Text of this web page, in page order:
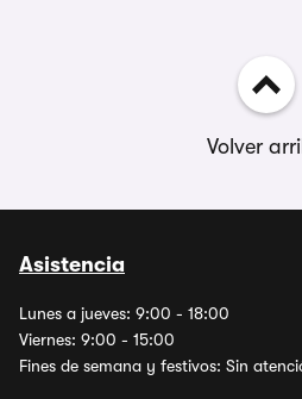
Volver
Asistencia
Lunes a jueves: 9:00 - 18:00
Viernes: 9:00 - 15:00
Fines de semana y festivos: Sin